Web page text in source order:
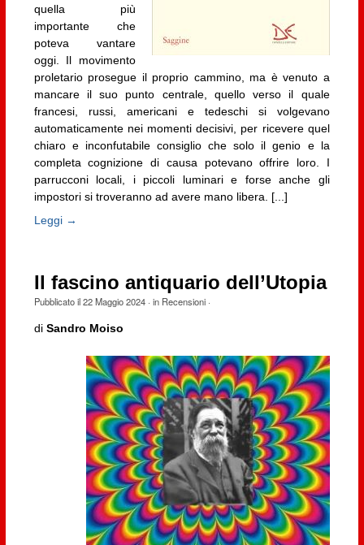
quella più
importante che
poteva vantare
oggi. Il movimento
proletario prosegue il proprio cammino, ma è venuto a
mancare il suo punto centrale, quello verso il quale
francesi, russi, americani e tedeschi si volgevano
automaticamente nei momenti decisivi, per ricevere quel
chiaro e inconfutabile consiglio che solo il genio e la
completa cognizione di causa potevano offrire loro. I
parrucconi locali, i piccoli luminari e forse anche gli
impostori si troveranno ad avere mano libera. [...]
Leggi →
Il fascino antiquario dell’Utopia
Pubblicato il22 Maggio 2024· in Recensioni·
di Sandro Moiso